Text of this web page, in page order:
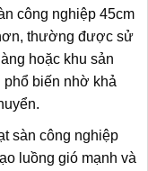
công nghiệp 45cm
thường được sử
hoặc khu sản
biến nhờ khả
sàn công nghiệp
luồng gió mạnh và